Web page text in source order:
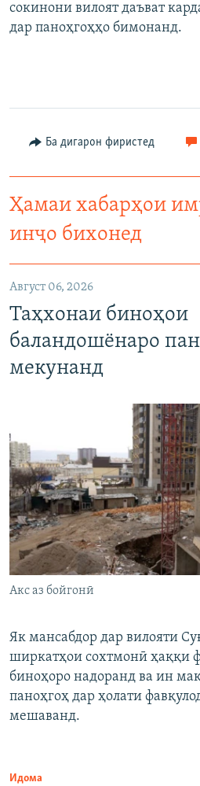
сокинони вилоят даъват
дар паноҳгоҳҳо бимонанд.
Ба дигарон фиристед
Ҳамаи хабарҳои
инҷо бихонед
Август 06, 2026
Таҳхонаи биноҳои
баландошёнаро
мекунанд
Акс аз бойгонӣ
Як мансабдор дар вилояти
ширкатҳои сохтмонӣ ҳаққи
биноҳоро надоранд ва ин
паноҳгоҳ дар ҳолати
мешаванд.
Идома